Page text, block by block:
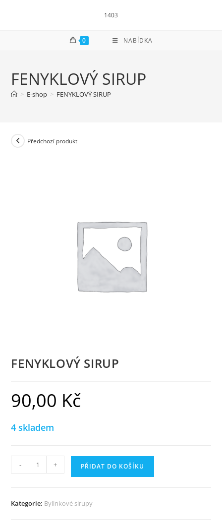
1403
0 NABÍDKA
FENYKLOVÝ SIRUP
> E-shop > FENYKLOVÝ SIRUP
Předchozí produkt
FENYKLOVÝ SIRUP
90,00 Kč
4 skladem
FENYKLOVÝ
SIRUP
- + PŘIDAT DO KOŠÍKU
Kategorie: Bylinkové sirupy